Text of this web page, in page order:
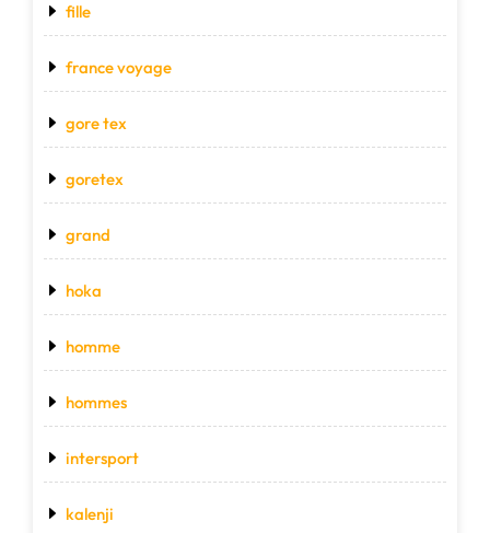
fille
france voyage
gore tex
goretex
grand
hoka
homme
hommes
intersport
kalenji